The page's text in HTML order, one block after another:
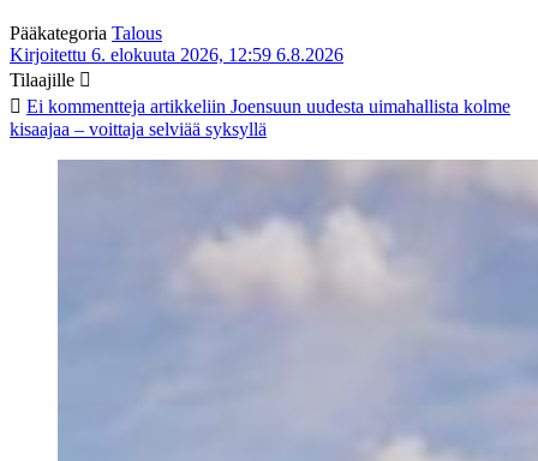
Pääkategoria Talous
Kirjoitettu 6. elokuuta 2026, 12:59 6.8.2026
Tilaajille
Ei kommentteja artikkeliin Joensuun uudesta uimahallista kolme
kisaajaa – voittaja selviää syksyllä